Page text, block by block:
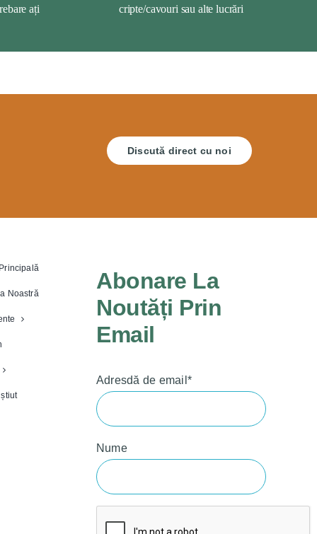
ați
cripte/cavouri sau alte lucrări
Discută direct cu noi
Noastră
Abonare La
Noutăți Prin
Email
Adresdă de email*
Nume